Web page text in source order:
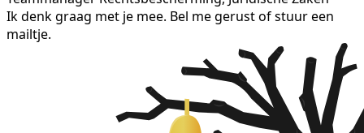
Ik denk graag met je mee. Bel me gerust of stuur een
mailtje.